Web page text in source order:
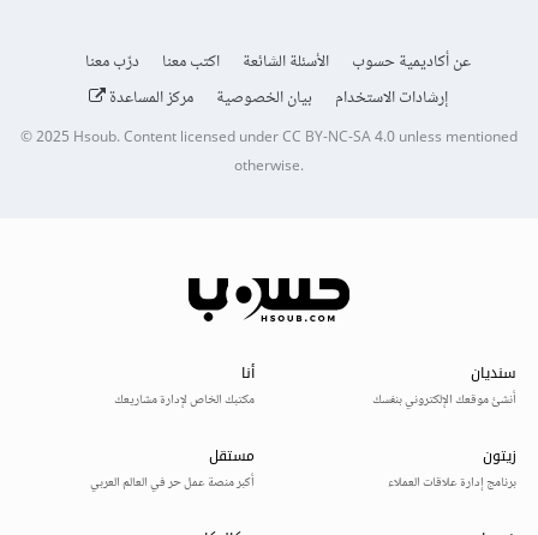
عن أكاديمية حسوب الأسئلة الشائعة اكتب معنا
درّب معنا
إرشادات الاستخدام
بيان الخصوصية مركز المساعدة
© 2025Hsoub.Content licensed underCC BY-NC-SA 4.0unless mentioned
otherwise.